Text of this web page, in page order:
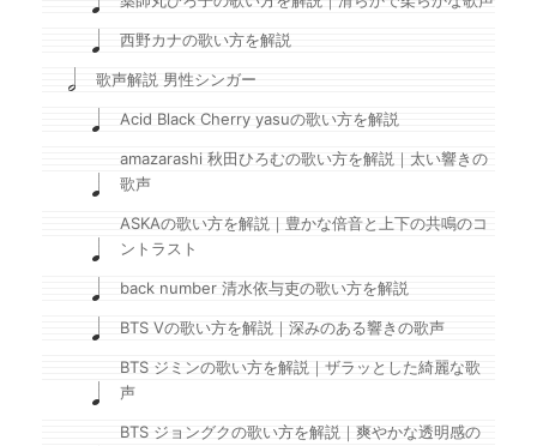
西野カナの歌い方を解説
歌声解説 男性シンガー
Acid Black Cherry yasuの歌い方を解説
amazarashi 秋田ひろむの歌い方を解説｜太い響きの
歌声
ASKAの歌い方を解説｜豊かな倍音と上下の共鳴のコ
ントラスト
back number 清水依与吏の歌い方を解説
BTS Vの歌い方を解説｜深みのある響きの歌声
BTS ジミンの歌い方を解説｜ザラッとした綺麗な歌
声
BTS ジョングクの歌い方を解説｜爽やかな透明感の